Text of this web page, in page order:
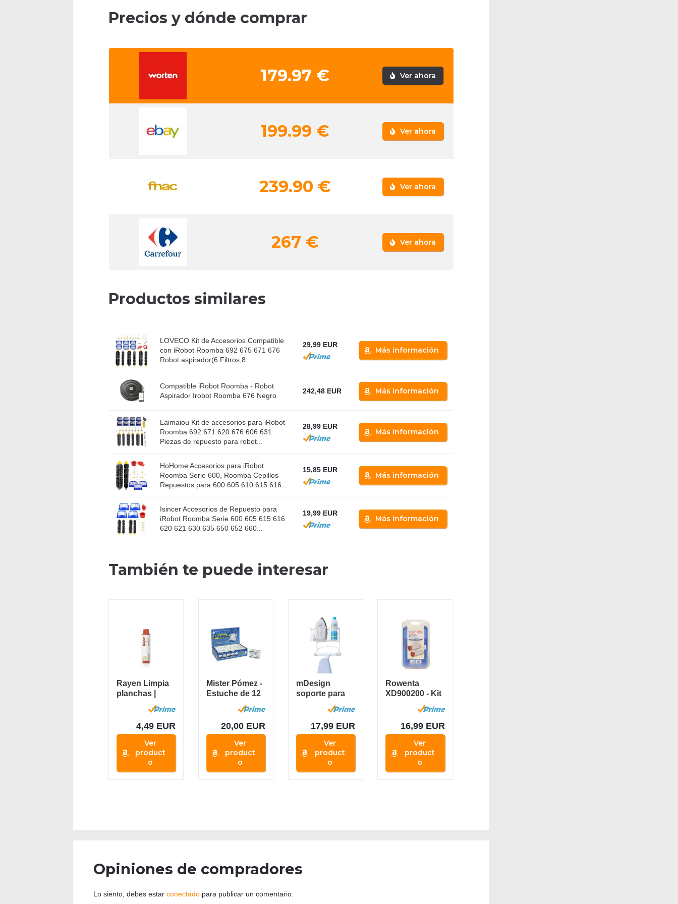
Precios y dónde comprar
179.97 € Ver ahora
199.99 € Ver ahora
239.90 € Ver ahora
267 € Ver ahora
Productos similares
LOVECO Kit de Accesorios Compatible
con iRobot Roomba 692 675 671 676
Robot aspirador(6 Filtros,8...
29,99 EUR
Más información
Compatible iRobot Roomba - Robot
Aspirador Irobot Roomba 676 Negro
242,48 EUR Más información
Laimaiou Kit de accesorios para iRobot
Roomba 692 671 620 676 606 631
Piezas de repuesto para robot...
28,99 EUR
Más información
HoHome Accesorios para iRobot
Roomba Serie 600, Roomba Cepillos
Repuestos para 600 605 610 615 616...
15,85 EUR
Más información
Isincer Accesorios de Repuesto para
iRobot Roomba Serie 600 605 615 616
620 621 630 635 650 652 660...
19,99 EUR
Más información
También te puede interesar
Rayen Limpia
planchas |
Suciedad |
con...4,49 EUR
Ver
product
o
Mister Pómez -
Estuche de 12
Piedras de
Limpieza...
20,00 EUR
Ver
product
o
mDesign
soporte para
planchar -
Mueble de...
17,99 EUR
Ver
product
o
Rowenta
XD900200 - Kit
suelas para...
16,99 EUR
Ver
product
o
Opiniones de compradores
Lo siento, debes estar conectadopara publicar un comentario.